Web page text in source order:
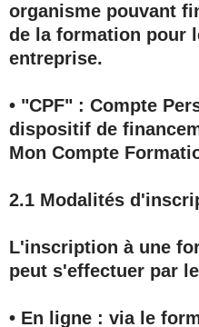
organisme pouvant
de la formation pour
entreprise.
• "CPF" : Compte
dispositif de
Mon Compte
2.1 Modalités
L'inscription à une
peut s'effectuer par
• En ligne : via le